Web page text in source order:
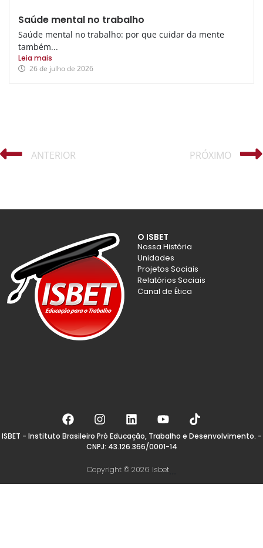
Saúde mental no trabalho
Saúde mental no trabalho: por que cuidar da mente
também...
Leia mais
26 de julho de 2026
ANTERIOR PRÓXIMO
O ISBET
Nossa História
Unidades
Projetos Sociais
Relatórios Sociais
Canal de Ética
ISBET - Instituto Brasileiro Pró Educação, Trabalho e Desenvolvimento. -
CNPJ: 43.126.366/0001-14
Copyright © 2026 Isbet